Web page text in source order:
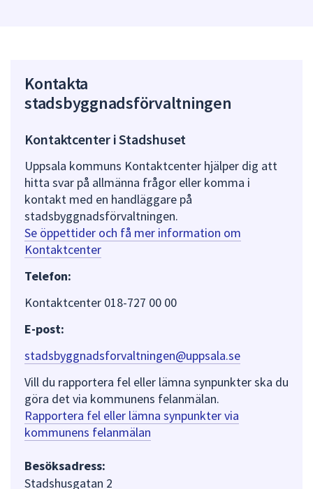
Kontakta
stadsbyggnadsförvaltningen
Kontaktcenter i Stadshuset
Uppsala kommuns Kontaktcenter hjälper dig att
hitta svar på allmänna frågor eller komma i
kontakt med en handläggare på
stadsbyggnadsförvaltningen.
Se öppettider och få mer information om
Kontaktcenter
Telefon:
Kontaktcenter 018-727 00 00
E-post:
stadsbyggnadsforvaltningen@uppsala.se
Vill du rapportera fel eller lämna synpunkter ska du
göra det via kommunens felanmälan.
Rapportera fel eller lämna synpunkter via
kommunens felanmälan
Besöksadress:
Stadshusgatan 2